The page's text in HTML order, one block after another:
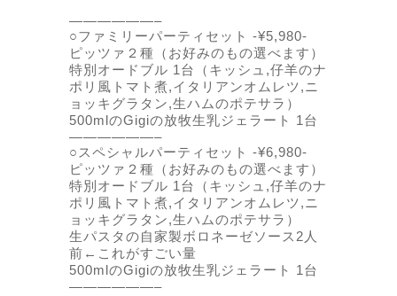
——————–
○ファミリーパーティセット -¥5,980-
ピッツァ２種（お好みのもの選べます）
特別オードブル 1台（キッシュ,仔羊のナ
ポリ風トマト煮,イタリアンオムレツ,ニ
ョッキグラタン,生ハムのポテサラ）
500mlのGigiの放牧生乳ジェラート 1台
——————–
○スペシャルパーティセット -¥6,980-
ピッツァ２種（お好みのもの選べます）
特別オードブル 1台（キッシュ,仔羊のナ
ポリ風トマト煮,イタリアンオムレツ,ニ
ョッキグラタン,生ハムのポテサラ）
生パスタの自家製ボロネーゼソース2人
前←これがすごい量
500mlのGigiの放牧生乳ジェラート 1台
——————–